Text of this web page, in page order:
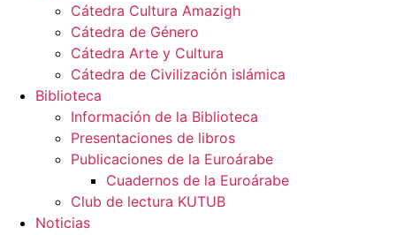
Cátedra Cultura Amazigh
Cátedra de Género
Cátedra Arte y Cultura
Cátedra de Civilización islámica
Biblioteca
Información de la Biblioteca
Presentaciones de libros
Publicaciones de la Euroárabe
Cuadernos de la Euroárabe
Club de lectura KUTUB
Noticias